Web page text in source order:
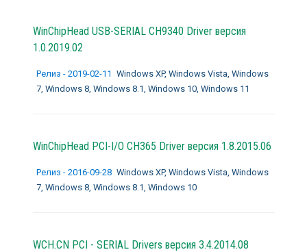
WinChipHead USB-SERIAL CH9340 Driver версия
1.0.2019.02
Релиз - 2019-02-11 Windows XP, Windows Vista, Windows
7, Windows 8, Windows 8.1, Windows 10, Windows 11
WinChipHead PCI-I/O CH365 Driver версия 1.8.2015.06
Релиз - 2016-09-28 Windows XP, Windows Vista, Windows
7, Windows 8, Windows 8.1, Windows 10
WCH.CN PCI - SERIAL Drivers версия 3.4.2014.08